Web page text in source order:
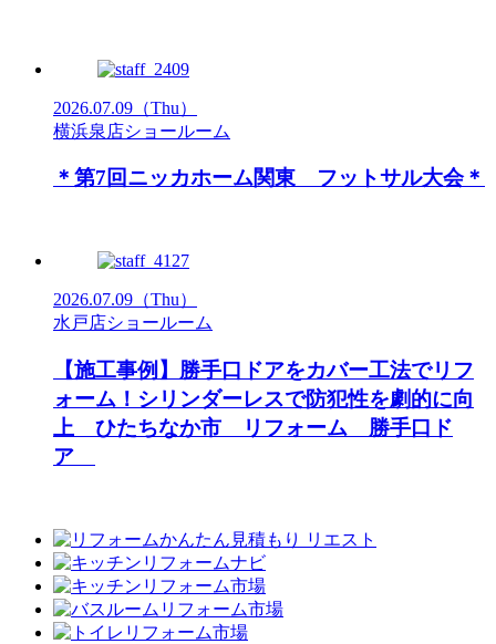
2026.07.09 （Thu）
横浜泉店ショールーム
＊第7回ニッカホーム関東 フットサル大会＊
2026.07.09 （Thu）
水戸店ショールーム
【施工事例】勝手口ドアをカバー工法でリフ
ォーム！シリンダーレスで防犯性を劇的に向
上 ひたちなか市 リフォーム 勝手口ド
ア